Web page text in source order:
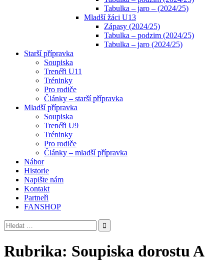
Tabulka – jaro – (2024/25)
Mladší žáci U13
Zápasy (2024/25)
Tabulka – podzim (2024/25)
Tabulka – jaro (2024/25)
Starší přípravka
Soupiska
Trenéři U11
Tréninky
Pro rodiče
Články – starší přípravka
Mladší přípravka
Soupiska
Trenéři U9
Tréninky
Pro rodiče
Články – mladší přípravka
Nábor
Historie
Napište nám
Kontakt
Partneři
FANSHOP
Vyhledávání
Rubrika: Soupiska dorostu A